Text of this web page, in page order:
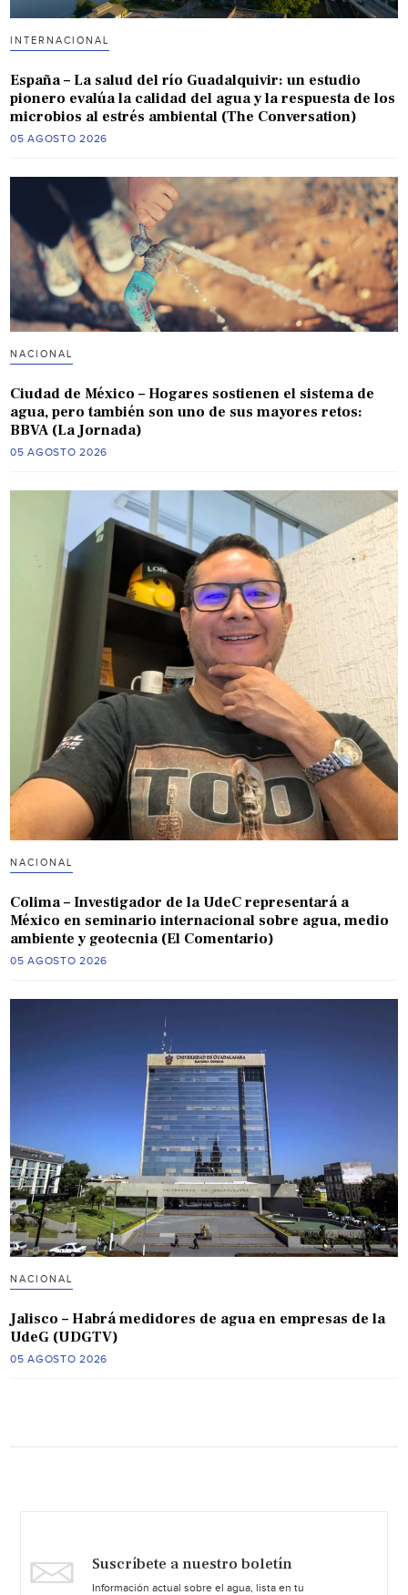
INTERNACIONAL
España – La salud del río Guadalquivir: un estudio
pionero evalúa la calidad del agua y la respuesta de los
microbios al estrés ambiental (The Conversation)
05 AGOSTO 2026
NACIONAL
Ciudad de México – Hogares sostienen el sistema de
agua, pero también son uno de sus mayores retos:
BBVA (La Jornada)
05 AGOSTO 2026
NACIONAL
Colima – Investigador de la UdeC representará a
México en seminario internacional sobre agua, medio
ambiente y geotecnia (El Comentario)
05 AGOSTO 2026
NACIONAL
Jalisco – Habrá medidores de agua en empresas de la
UdeG (UDGTV)
05 AGOSTO 2026
Suscríbete a nuestro boletín
Información actual sobre el agua, lista en tu